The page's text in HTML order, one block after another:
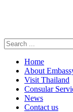
Home
About
Visit Thailand
Consular
News
Contact us